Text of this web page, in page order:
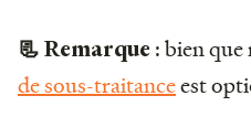
📃 Remarque :bien que
de sous-traitanceest